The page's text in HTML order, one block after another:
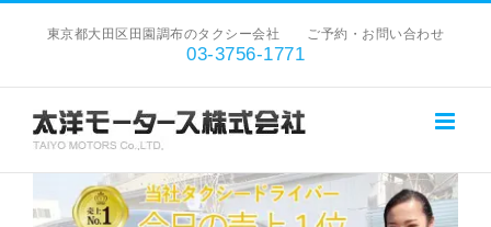
東京都大田区田園調布のタクシー会社 ご予約・お問い合わせ
03-3756-1771
Larger